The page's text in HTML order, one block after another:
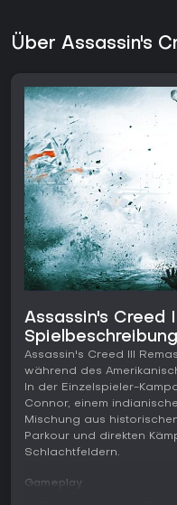
Über Assassin's
Assassin's Creed
Spielbeschreibung
Assassin's Creed III
während des
In der Einzelspieler-
Connor, einem
Mischung aus
Parkour und direkten
Schlachtfeldern.
Gameplay